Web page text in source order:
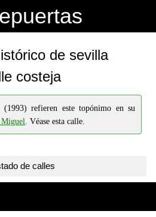
de sevilla
costeja
refieren este topónimo en su
Miguel. Véase esta calle.
de calles